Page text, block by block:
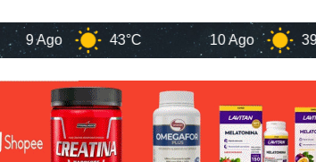
43°C 10 Ago 39°C